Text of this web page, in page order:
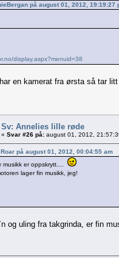
på august 01, 2012, 19:19:27
display.aspx?menuid=38
en kamerat fra ørsta så tar
Sv: Annelies lille røde
« Svar #26 på: august 01, 2012,
på august 01, 2012, 00:04:55 am
musikk er oppskrytt....
lager fin musikk, jeg!
og uling fra takgrinda, er fin